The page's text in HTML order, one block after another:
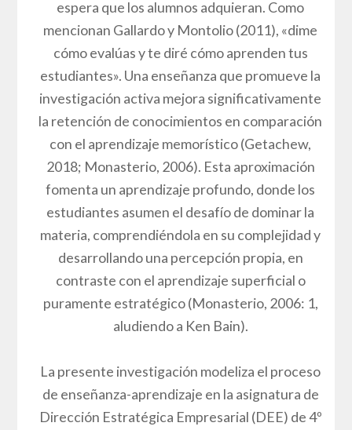
espera que los alumnos adquieran. Como
mencionan Gallardo y Montolio (2011), «dime
cómo evalúas y te diré cómo aprenden tus
estudiantes». Una enseñanza que promueve la
investigación activa mejora significativamente
la retención de conocimientos en comparación
con el aprendizaje memorístico (Getachew,
2018; Monasterio, 2006). Esta aproximación
fomenta un aprendizaje profundo, donde los
estudiantes asumen el desafío de dominar la
materia, comprendiéndola en su complejidad y
desarrollando una percepción propia, en
contraste con el aprendizaje superficial o
puramente estratégico (Monasterio, 2006: 1,
aludiendo a Ken Bain).
La presente investigación modeliza el proceso
de enseñanza-aprendizaje en la asignatura de
Dirección Estratégica Empresarial (DEE) de 4º